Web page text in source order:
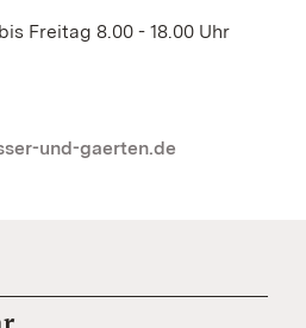
Freitag 8.00 - 18.00 Uhr
und-gaerten.de